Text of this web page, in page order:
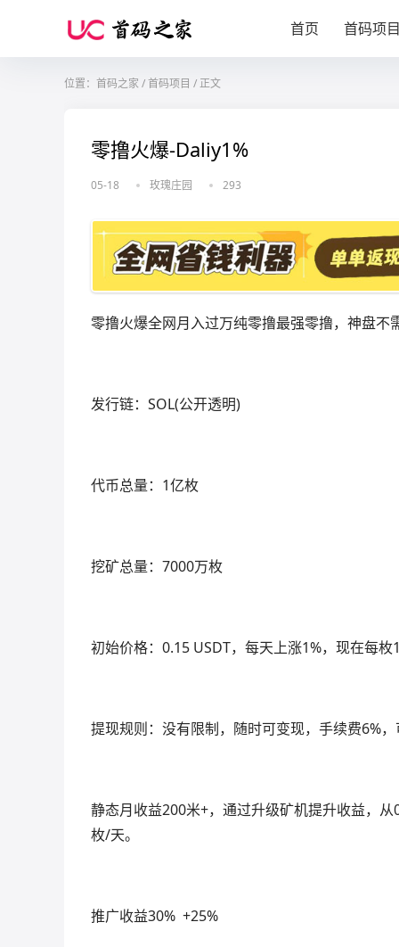
首页 首码项
位置： 首码之家 /首码项目 /正文
零撸火爆-Daliy1%
05-18 玫瑰庄园 293
零撸火爆全网月入过万纯零撸最强零撸，神盘不
发行链：SOL(公开透明)
代币总量：1亿枚
挖矿总量：7000万枚
初始价格：0.15 USDT，每天上涨1%，现在每枚
提现规则：没有限制，随时可变现，手续费6%
静态月收益200米+，通过升级矿机提升收益，
枚/天。
推广收益30% +25%